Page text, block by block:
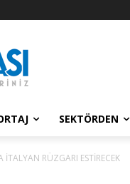
SEKTÖRDEN
İTALYAN RÜZGARI ESTİRECEK